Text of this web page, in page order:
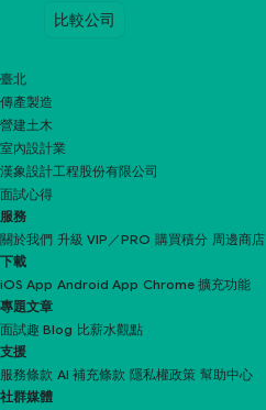
比較公司
臺北
傳產製造
營建土木
室內設計業
漢象設計工程股份有限公司
面試心得
服務
關於我們 升級 VIP／PRO 購買積分 周邊商店
下載
iOS App Android App Chrome 擴充功能
專題文章
面試趣 Blog 比薪水觀點
支援
服務條款 AI 補充條款 隱私權政策 幫助中心
社群媒體